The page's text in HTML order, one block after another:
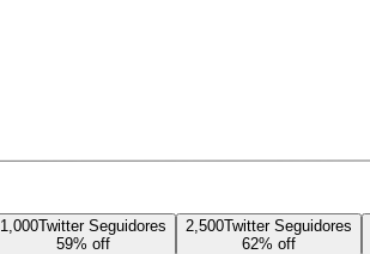
1,000Twitter Seguidores
59% off
2,500Twitter Seguidores
62% off